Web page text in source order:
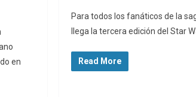
en
Para todos los fanáticos de la
llega la tercera edición del Star
Read More